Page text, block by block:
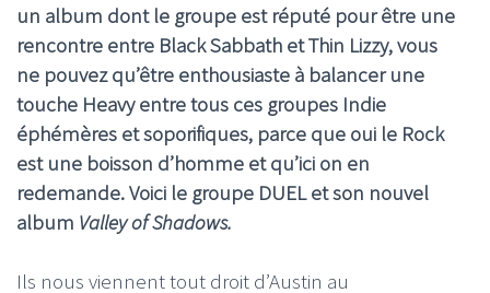
un album dont le groupe est réputé pour être une
rencontre entre Black Sabbath et Thin Lizzy, vous
ne pouvez qu’être enthousiaste à balancer une
touche Heavy entre tous ces groupes Indie
éphémères et soporifiques, parce que oui le Rock
est une boisson d’homme et qu’ici on en
redemande. Voici le groupe DUELet son nouvel
album Valley of Shadows.
Ils nous viennent tout droit d’Austin au